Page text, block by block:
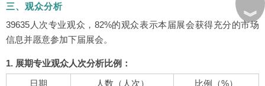
三、观众分析
39635人次专业观众，82%的观众表示本届展会获得充分的市场
信息并愿意参加下届展会。
1. 展期专业观众人次分析比例：
日期
人数（人次）
比例（%）
︾